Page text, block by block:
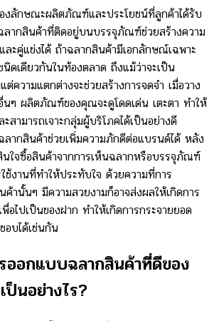
งลักษณะผลิตภัณฑ์และประโยชน์ที่ลูกค้าได้รับ
ากสินค้าที่ติดอยู่บนบรรจุภัณฑ์ช่วยสร้างความ
ะคู่แข่งได้ ถ้าฉลากสินค้ามีเอกลักษณ์เฉพาะ
นิดเดียวกันในท้องตลาด ถึงแม้ว่าจะเป็น
ต่ความแตกต่างจะช่วยสร้างการจดจำ เมื่อวาง
ๆ ผลิตภัณฑ์ของคุณจะดูโดดเด่น เตะตา ทำให้
สามารถเจาะกลุ่มผู้บริโภคได้เป็นอย่างดี
ากสินค้าช่วยเพิ่มความภักดีต่อแบรนด์ได้ หลัง
ใจซื้อสินค้าจากการเห็นฉลากหรือบรรจุภัณฑ์
ช้งานที่ทำให้ประทับใจ ด้วยความที่การ
านั้นๆ มีความสวยงามก็อาจส่งผลให้เกิดการ
อไปเป็นของฝาก ทำให้เกิดการกระจายยอด
อบได้เช่นกัน
ออกแบบฉลากสินค้าที่ดีของ
นอย่างไร?